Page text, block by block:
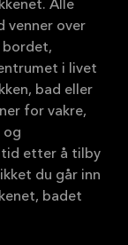
på
er gyldig til
Alle
venner over
bordet,
i livet
bad eller
for vakre,
og
etter å tilby
du går inn
badet